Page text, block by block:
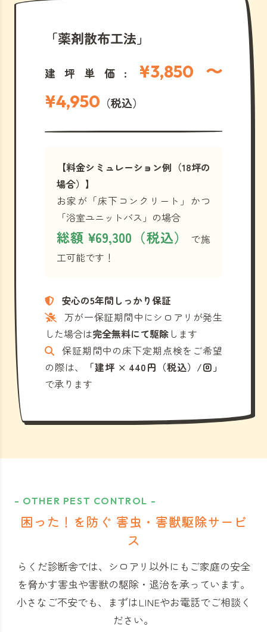
「薬剤散布工法」
建坪単価: ¥3,850 〜
¥4,950 （税込）
【料金シミュレーション例（18坪の
場合）】
お家が「床下コンクリート」かつ
「浴室ユニットバス」の場合
総額 ¥69,300（税込）
で施
工可能です！
安心の5年間しっかり保証
万が一保証期間中にシロアリが発生
した場合は完全無料にて駆除 します
保証期間中の床下定期点検をご希望
の際は、
「建坪 × 440円（税込）/回」
で承ります
- OTHER PEST CONTROL -
困った！を防ぐ 害虫・害獣駆除サービ
ス
らくだ診断舎では、シロアリ以外にもご家庭の安全
を脅かす害虫や害獣の駆除・退治を承っています。
小さなご不安でも、まずはLINEやお電話でご相談く
ださい。